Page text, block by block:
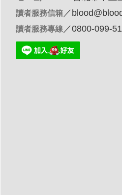
讀者服務信箱／
讀者服務專線 ／0800-099-